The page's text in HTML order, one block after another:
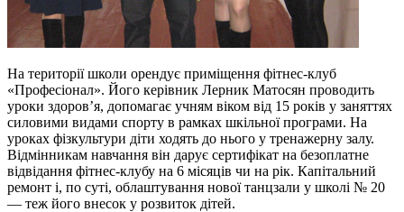
На території школи орендує приміщення фітнес-клуб
«Професіонал». Його керівник Лерник Матосян проводить
уроки здоров’я, допомагає учням віком від 15 років у заняттях
силовими видами спорту в рамках шкільної програми. На
уроках фізкультури діти ходять до нього у тренажерну залу.
Відмінникам навчання він дарує сертифікат на безоплатне
відвідання фітнес-клубу на 6 місяців чи на рік. Капітальний
ремонт і, по суті, облаштування нової танцзали у школі № 20
— теж його внесок у розвиток дітей.